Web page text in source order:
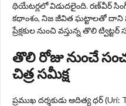
థియేటర్లలో విడుదలైంది. రణ్‌వీర్
కథాంశం, నిజ జీవిత ఘట్టాలతో దాని
ప్రేక్షకుల నుంచి వస్తున్న తొలి
తొలి రోజు నుంచే
చిత్ర సమీక్ష
ప్రముఖ దర్శకుడు ఆదిత్య ధర్ (Uri: